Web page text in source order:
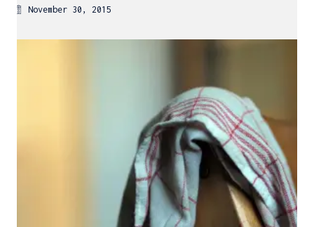
November 30, 2015
M H Y N
Multidisziplinäre Designlösungen.
Kontakt|Fotoblog
mhyn@mhyn.de